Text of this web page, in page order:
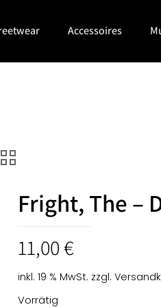
Accessoires
Fright, The –
11,00€
inkl. 19 % MwSt. zzgl.
Vorrätig